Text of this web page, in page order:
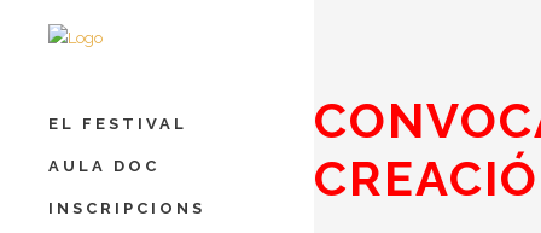
EL FESTIVAL
AULA DOC
INSCRIPCIONS